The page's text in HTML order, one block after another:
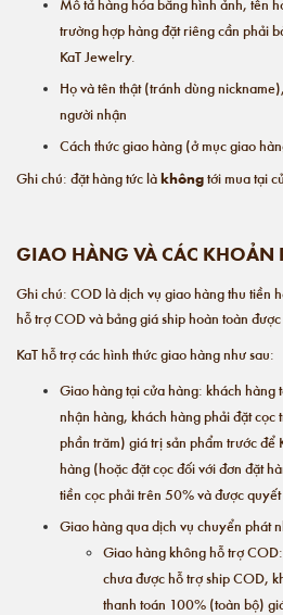
trường hợp hàng đặt riêng cần phải
KaT Jewelry.
Họ và tên thật (tránh dùng
người nhận
Cách thức giao hàng (ở mục giao
Ghi chú: đặt hàng tức làkhôngtới mua tại
GIAO HÀNG VÀ CÁC KHOẢN
Ghi chú: COD là dịch vụ giao hàng thu tiền
hỗ trợ COD và bảng giá ship hoàn toàn
KaT hỗ trợ các hình thức giao hàng như sau:
Giao hàng tại cửa hàng: khách hàng
nhận hàng, khách hàng phải đặt
phần trăm) giá trị sản phẩm trước để
hàng (hoặc đặt cọc đối với đơn đặt
tiền cọc phải trên 50% và được
Giao hàng qua dịch vụ chuyển phát
Giao hàng không hỗ trợ
chưa được hỗ trợ ship COD,
thanh toán 100% (toàn bộ)